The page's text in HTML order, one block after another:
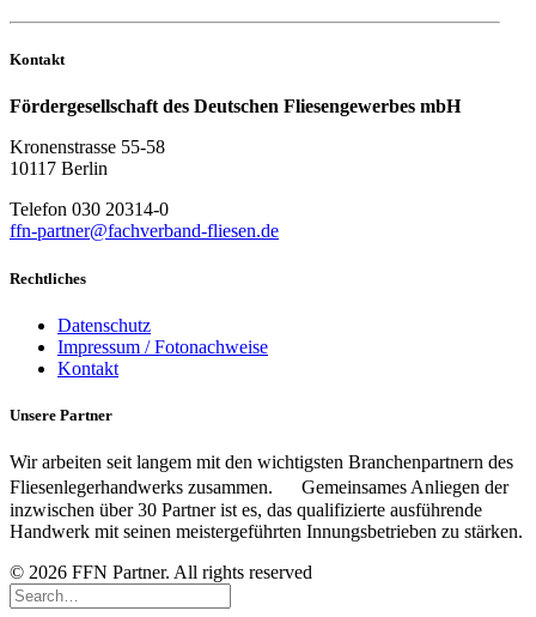
Kontakt
Fördergesellschaft des Deutschen Fliesengewerbes mbH
Kronenstrasse 55-58
10117 Berlin
Telefon 030 20314-0
ffn-partner@fachverband-fliesen.de
Rechtliches
Datenschutz
Impressum / Fotonachweise
Kontakt
Unsere Partner
Wir arbeiten seit langem mit den wichtigsten Branchenpartnern des
Fliesenlegerhandwerks zusammen. Gemeinsames Anliegen der
inzwischen über 30 Partner ist es, das qualifizierte ausführende
Handwerk mit seinen meistergeführten Innungsbetrieben zu stärken.
© 2026 FFN Partner. All rights reserved